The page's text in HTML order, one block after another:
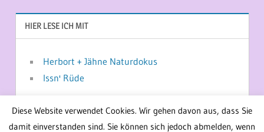
HIER LESE ICH MIT
Herbort + Jähne Naturdokus
Issn' Rüde
Diese Website verwendet Cookies. Wir gehen davon aus, dass Sie
damit einverstanden sind. Sie können sich jedoch abmelden, wenn